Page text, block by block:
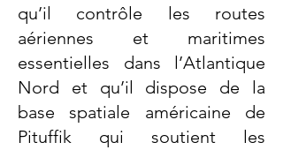
qu’il contrôle les routes
aériennes et maritimes
essentielles dans l’Atlantique
Nord et qu’il dispose de la
base spatiale américaine de
Pituffik qui soutient les